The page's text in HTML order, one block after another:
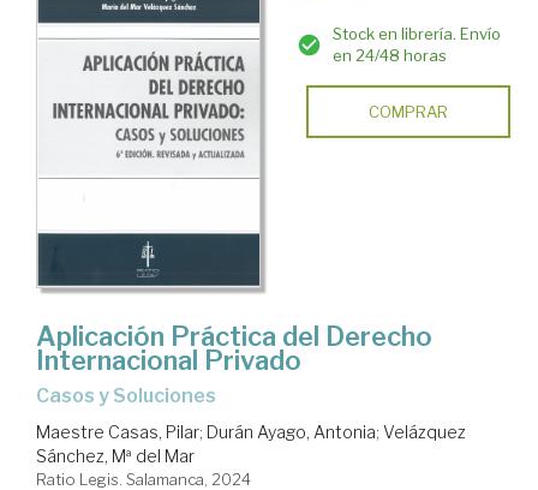
Stock en librería. Envío
en 24/48 horas
COMPRAR
Aplicación Práctica del Derecho
Internacional Privado
Casos y Soluciones
Maestre Casas, Pilar; Durán Ayago, Antonia; Velázquez
Sánchez, Mª del Mar
Ratio Legis. Salamanca, 2024